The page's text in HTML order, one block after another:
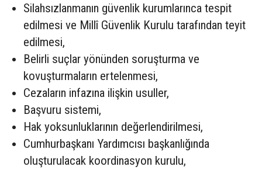
Silahsızlanmanın güvenlik kurumlarınca tespit
edilmesi ve Millî Güvenlik Kurulu tarafından teyit
edilmesi,
Belirli suçlar yönünden soruşturma ve
kovuşturmaların ertelenmesi,
Cezaların infazına ilişkin usuller,
Başvuru sistemi,
Hak yoksunluklarının değerlendirilmesi,
Cumhurbaşkanı Yardımcısı başkanlığında
oluşturulacak koordinasyon kurulu,